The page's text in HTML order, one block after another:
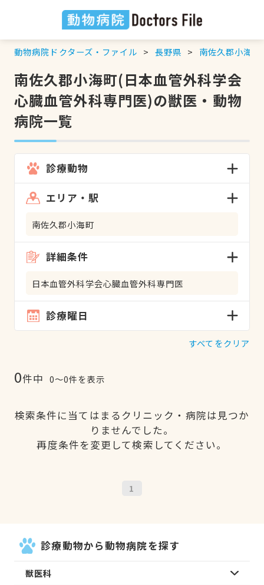
動物病院ドクターズ・ファイル 長野県 南佐久郡小海町
南佐久郡小海町(日本血管外科学会
心臓血管外科専門医)の獣医・動物
病院一覧
診療動物
エリア・駅
南佐久郡小海町
詳細条件
日本血管外科学会心臓血管外科専門医
診療曜日
すべてをクリア
0件中 0〜0件を表示
検索条件に当てはまるクリニック・病院は見つか
りませんでした。
再度条件を変更して検索してください。
1
診療動物から動物病院を探す
獣医科